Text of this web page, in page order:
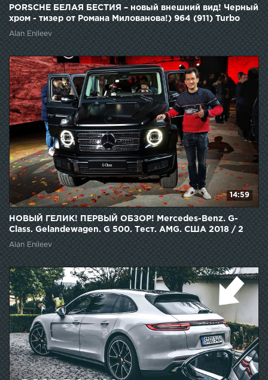
PORSCHE БЕЛАЯ БЕСТИЯ – новый внешний вид! Черный
хром - тизер от Романа Милованова!) 964 (911) Turbo
Alan Enileev
14:59
НОВЫЙ ГЕЛИК! ПЕРВЫЙ ОБЗОР! Mercedes-Benz. G-
Class. Gelandewagen. G 500. Тест. AMG. США 2018 / 2
Alan Enileev